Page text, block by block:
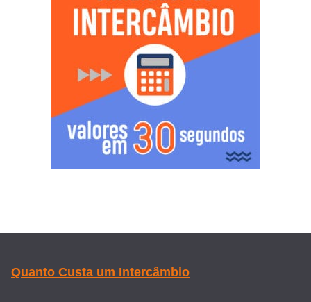
Quanto Custa um Intercâmbio